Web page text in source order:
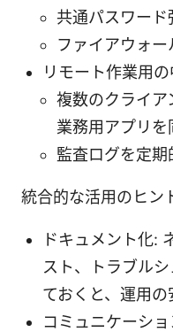
共通パスワード
ファイアウォ
リモート作業用
複数のクライア
業務用アプリ
監査ログを定期
統合的な活用のヒン
ドキュメント化:
スト、トラブル
ておくと、運用の
コミュニケーシ